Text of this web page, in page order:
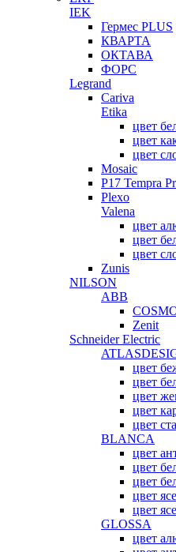
IEK
Гермес PLUS
КВАРТА
ОКТАВА
ФОРС
Legrand
Cariva
Etika
цвет
цвет
цвет
Mosaic
P17 Tempra
Plexo
Valena
цвет
цвет
цвет
Zunis
NILSON
ABB
Zenit
Schneider Electric
цвет
цвет
цвет
цвет
цвет
BLANCA
цвет
цвет
цвет
цвет
цвет
GLOSSA
цвет